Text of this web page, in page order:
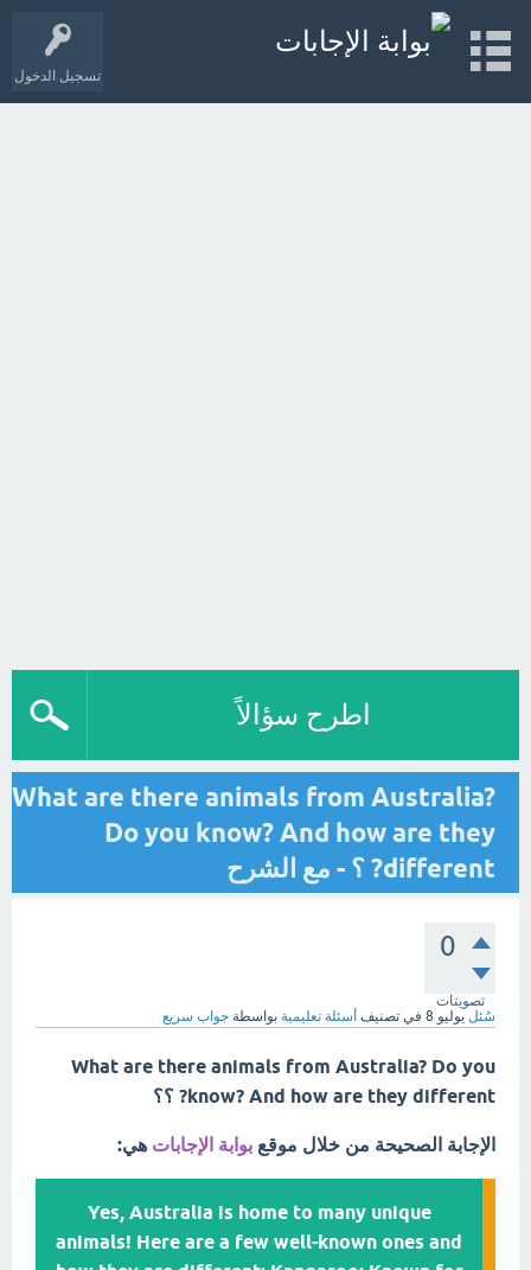
تسجيل الدخول
اطرح سؤالاً
What are there animals from Australia?
Do you know? And how are they
different? ؟ - مع الشرح
0
تصويتات
سُئل يوليو 8 في تصنيف أسئلة تعليمية بواسطة جواب سريع
What are there animals from Australia? Do you
know? And how are they different? ؟؟
الإجابة الصحيحة من خلال موقع بوابة الإجابات هي:
Yes, Australia is home to many unique
animals! Here are a few well-known ones and